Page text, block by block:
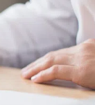
ОЛЕГОМ